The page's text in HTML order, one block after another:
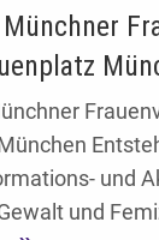
und
und